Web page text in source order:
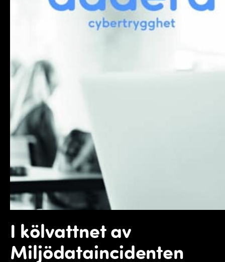
I kölvattnet av
Miljödataincidenten